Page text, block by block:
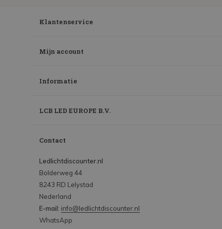
Klantenservice
Mijn account
Informatie
LCB LED EUROPE B.V.
Contact
Ledlichtdiscounter.nl
Bolderweg 44
8243 RD Lelystad
Nederland
E-mail: info@ledlichtdiscounter.nl
WhatsApp